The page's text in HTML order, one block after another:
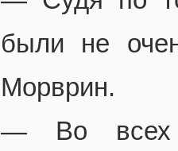
были не
Морврин.
— Во всех